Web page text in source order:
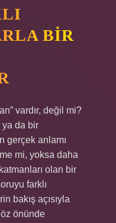
BIR
vardır, değil mi?
ya da bir
gerçek anlamı
mi, yoksa daha
olan bir
farklı
bakış açısıyla
önünde